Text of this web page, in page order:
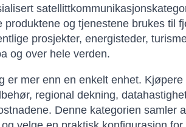
og tjenestene brukes til
prosjekter, energisteder,
og over hele verden.
er mer enn en enkelt enhet.
regional dekning,
Denne kategorien samler